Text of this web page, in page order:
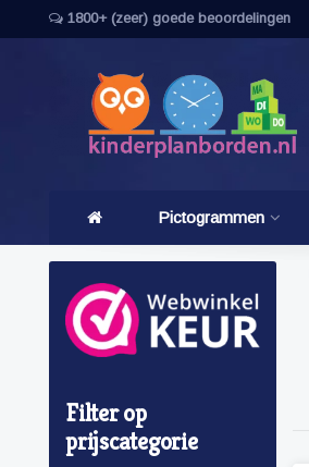
1800+ (zeer) goede beoordelingen
Pictogrammen
Filter op
prijscategorie